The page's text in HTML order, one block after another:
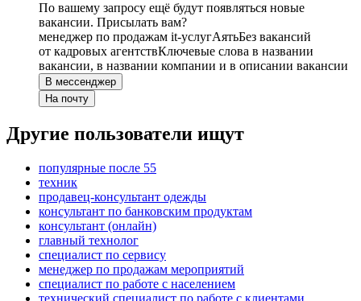
По вашему запросу ещё будут появляться новые
вакансии. Присылать вам?
менеджер по продажам it-услугАятьБез вакансий
от кадровых агентствКлючевые слова в названии
вакансии, в названии компании и в описании вакансии
В мессенджер
На почту
Другие пользователи ищут
популярные после 55
техник
продавец-консультант одежды
консультант по банковским продуктам
консультант (онлайн)
главный технолог
специалист по сервису
менеджер по продажам мероприятий
специалист по работе с населением
технический специалист по работе с клиентами